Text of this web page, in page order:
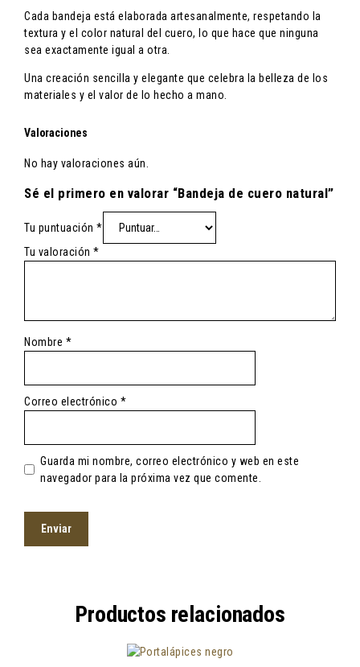
Cada bandeja está elaborada artesanalmente, respetando la
textura y el color natural del cuero, lo que hace que ninguna
sea exactamente igual a otra.
Una creación sencilla y elegante que celebra la belleza de los
materiales y el valor de lo hecho a mano.
Valoraciones
No hay valoraciones aún.
Sé el primero en valorar “Bandeja de cuero natural”
Tu puntuación *
Tu valoración *
Nombre *
Correo electrónico *
Guarda mi nombre, correo electrónico y web en este
navegador para la próxima vez que comente.
Productos relacionados